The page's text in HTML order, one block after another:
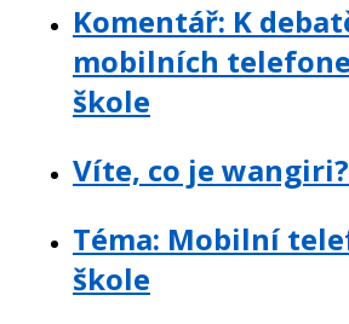
Komentář: K
mobilních
škole
Víte, co je wangiri?
Téma: Mobilní
škole